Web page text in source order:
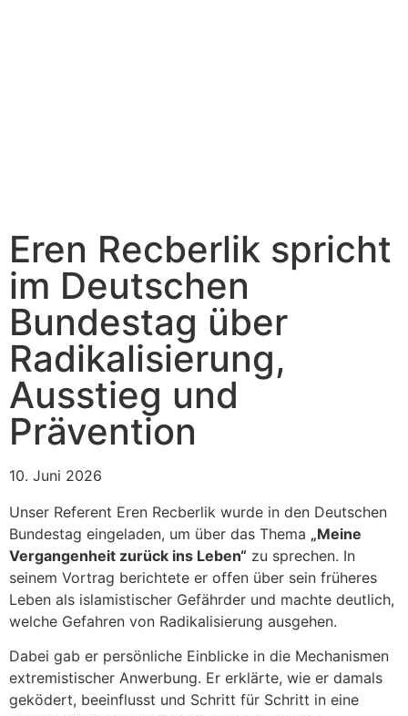
Eren Recberlik spricht
im Deutschen
Bundestag über
Radikalisierung,
Ausstieg und
Prävention
10. Juni 2026
Unser Referent Eren Recberlik wurde in den Deutschen
Bundestag eingeladen, um über das Thema „Meine
Vergangenheit zurück ins Leben“ zu sprechen. In
seinem Vortrag berichtete er offen über sein früheres
Leben als islamistischer Gefährder und machte deutlich,
welche Gefahren von Radikalisierung ausgehen.
Dabei gab er persönliche Einblicke in die Mechanismen
extremistischer Anwerbung. Er erklärte, wie er damals
geködert, beeinflusst und Schritt für Schritt in eine